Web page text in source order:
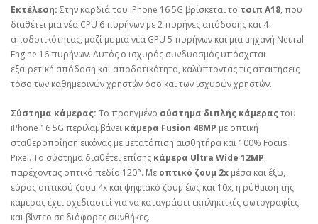
Εκτέλεση: Στην καρδιά του iPhone 16 5G βρίσκεται το τσιπ A18, που
διαθέτει μια νέα CPU 6 πυρήνων με 2 πυρήνες απόδοσης και 4
αποδοτικότητας, μαζί με μια νέα GPU 5 πυρήνων και μια μηχανή Neural
Engine 16 πυρήνων. Αυτός ο ισχυρός συνδυασμός υπόσχεται
εξαιρετική απόδοση και αποδοτικότητα, καλύπτοντας τις απαιτήσεις
τόσο των καθημερινών χρηστών όσο και των ισχυρών χρηστών.
Σύστημα κάμερας: Το προηγμένο σύστημα διπλής κάμεραςτου
iPhone 16 5G περιλαμβάνει κάμερα Fusion 48MP με οπτική
σταθεροποίηση εικόνας με μετατόπιση αισθητήρα και 100% Focus
Pixel. Το σύστημα διαθέτει επίσης κάμερα Ultra Wide 12MP,
παρέχοντας οπτικό πεδίο 120°. Με οπτικό ζουμ 2x μέσα και έξω,
εύρος οπτικού ζουμ 4x και ψηφιακό ζουμ έως και 10x, η ρύθμιση της
κάμερας έχει σχεδιαστεί για να καταγράφει εκπληκτικές φωτογραφίες
και βίντεο σε διάφορες συνθήκες.